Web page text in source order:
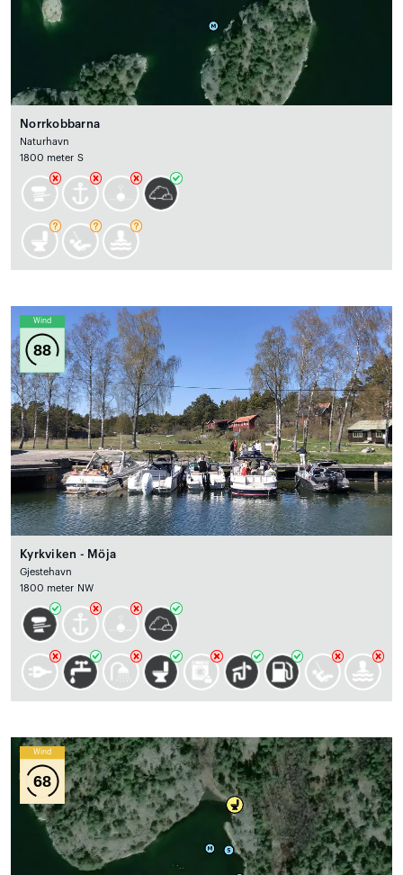
Norrkobbarna
Naturhavn
1800 meter S
Wind
88
Kyrkviken - Möja
Gjestehavn
1800 meter NW
Wind
68